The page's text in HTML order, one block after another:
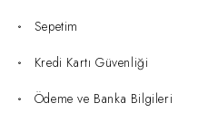
Sepetim
Kredi Kartı Güvenliği
Ödeme ve Banka Bilgileri